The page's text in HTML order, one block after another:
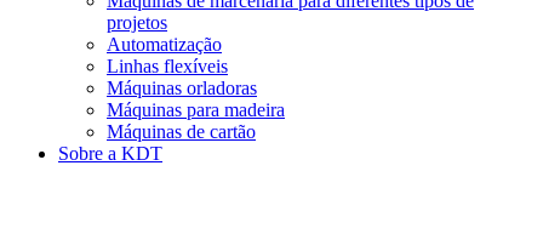
projetos
Automatização
Linhas flexíveis
Máquinas orladoras
Máquinas para madeira
Máquinas de cartão
Sobre a KDT